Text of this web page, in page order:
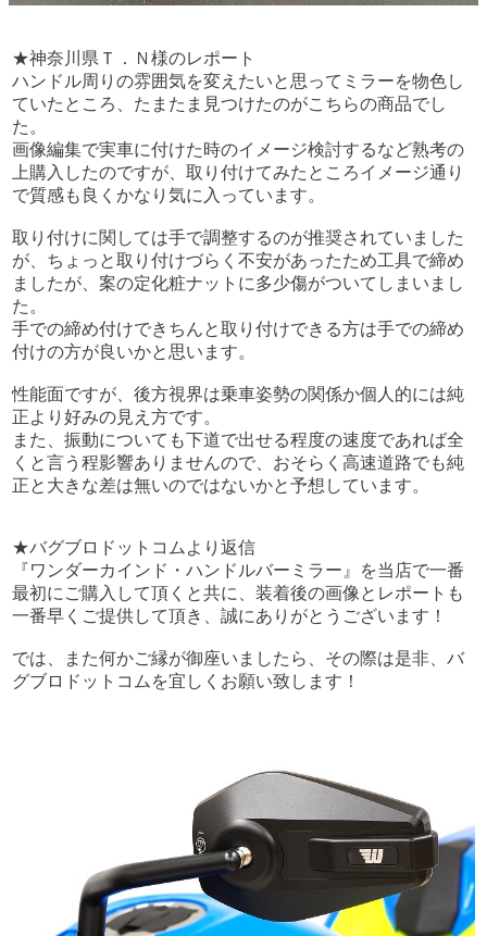
★神奈川県Ｔ．Ｎ様のレポート
ハンドル周りの雰囲気を変えたいと思ってミラーを物色し
ていたところ、たまたま見つけたのがこちらの商品でし
た。
画像編集で実車に付けた時のイメージ検討するなど熟考の
上購入したのですが、取り付けてみたところイメージ通り
で質感も良くかなり気に入っています。
取り付けに関しては手で調整するのが推奨されていました
が、ちょっと取り付けづらく不安があったため工具で締め
ましたが、案の定化粧ナットに多少傷がついてしまいまし
た。
手での締め付けできちんと取り付けできる方は手での締め
付けの方が良いかと思います。
性能面ですが、後方視界は乗車姿勢の関係か個人的には純
正より好みの見え方です。
また、振動についても下道で出せる程度の速度であれば全
くと言う程影響ありませんので、おそらく高速道路でも純
正と大きな差は無いのではないかと予想しています。
★バグブロドットコムより返信
『ワンダーカインド・ハンドルバーミラー』を当店で一番
最初にご購入して頂くと共に、装着後の画像とレポートも
一番早くご提供して頂き、誠にありがとうございます！
では、また何かご縁が御座いましたら、その際は是非、バ
グブロドットコムを宜しくお願い致します！